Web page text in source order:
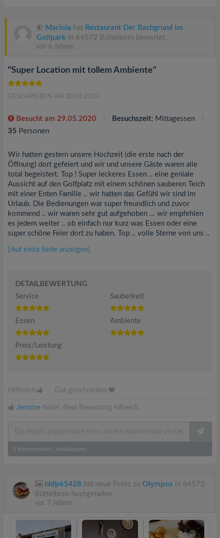
Mariola hat Restaurant Der Bachgrund im
Golfpark in 64572 Büttelborn bewertet.
vor 6 Jahren
"Super Location mit tollem Ambiente"
GESCHRIEBEN AM 30.05.2020
Besucht am 29.05.2020 Besuchszeit: Mittagessen
35 Personen
Wir hatten gestern unsere Hochzeit (die erste nach der
Öffnung) dort gefeiert und wir und unsere Gäste waren alle
total begeistert. Top ! Super leckeres Essen .. eine geniale
Aussicht auf den Golfplatz mit einem schönen sauberen Teich
mit einer Enten Familie .. wir hatten das Gefühl wir sind im
Urlaub. Die Bedienungen war super freundlich und zuvor
kommend .. wir waren sehr gut aufgehoben ... wir empfehlen
es jedem weiter .. ob einfach nur kurz was Essen oder eine
super schöne Feier dort zu haben. Top .. volle Sterne von uns ..
[Auf extra Seite anzeigen]
DETAILBEWERTUNG
Service
Sauberkeit
Essen Ambiente
Preis/Leistung
Hilfreich Gut geschrieben
Jenome findet diese Bewertung hilfreich.
1 Kommentare Ausklappen
hhfp65428 hat neue Fotos zu Olympos in 64572
Büttelborn hochgeladen.
vor 7 Jahren